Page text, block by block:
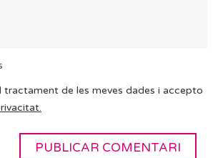
tractament de les meves dades i accepto